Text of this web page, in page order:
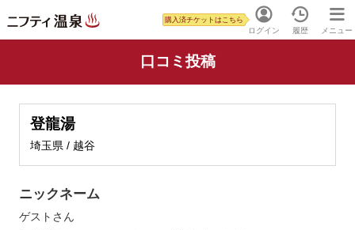
ログイン
購入済チケットはこちら
履歴 メニュー
口コミ投稿
登龍湯
埼玉県 / 越谷
ニックネーム
ゲスト さん